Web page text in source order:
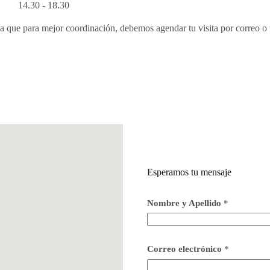
14.30 - 18.30
que para mejor coordinación, debemos agendar tu visita por correo o
Esperamos tu mensaje
Nombre y Apellido *
Correo electrónico *